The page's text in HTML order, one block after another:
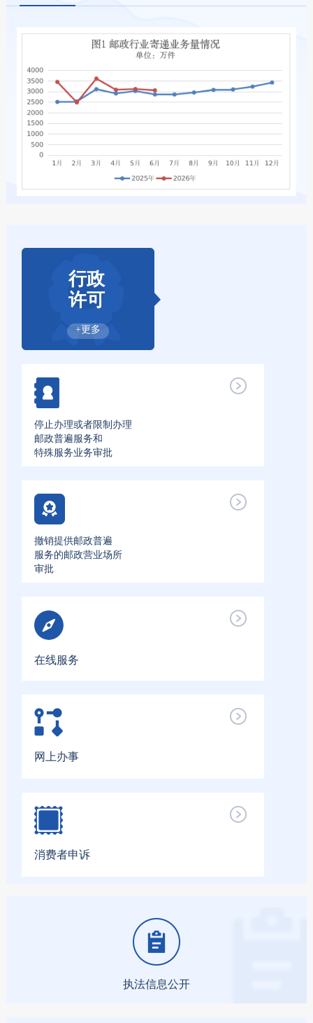
行政
许可
+更多
停止办理或者限制办理
邮政普遍服务和
特殊服务业务审批
撤销提供邮政普遍
服务的邮政营业场所
审批
在线服务
网上办事
消费者申诉
执法信息公开